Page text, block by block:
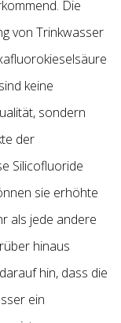
Die
von Trinkwasser
keine
sondern
der
Silicofluoride
sie erhöhte
als jede andere
hinaus
hin, dass die
ein